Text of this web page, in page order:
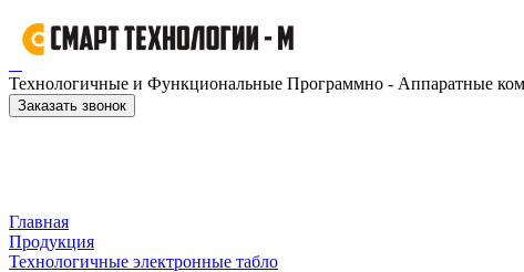
Технологичные и Функциональные Программно - Аппаратные
Заказать звонок
Главная
Продукция
Технологичные электронные табло